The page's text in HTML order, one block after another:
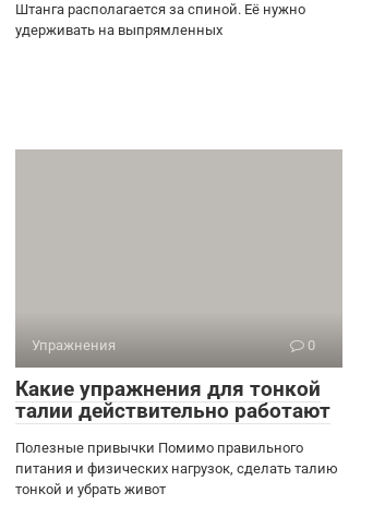
Штанга располагается за спиной. Её нужно
удерживать на выпрямленных
Упражнения 0
Какие упражнения для тонкой
талии действительно работают
Полезные привычки Помимо правильного
питания и физических нагрузок, сделать талию
тонкой и убрать живот